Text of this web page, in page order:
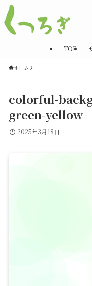
TOP
ホーム
colorful-
green-yellow
2025年3月18日